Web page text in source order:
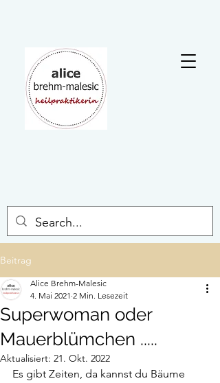
Beitrag
Superwoman oder
Mauerblümchen .....
Alice Brehm-Malesic
4. Mai 2021 2 Min. Lesezeit
Aktualisiert: 21. Okt. 2022
Es gibt Zeiten, da kannst du Bäume